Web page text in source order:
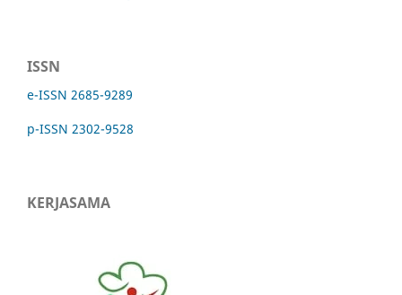
ISSN
e-ISSN 2685-9289
p-ISSN 2302-9528
KERJASAMA